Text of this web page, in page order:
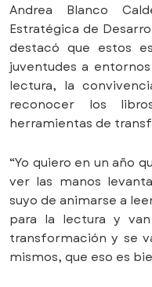
Andrea Blanco
Estratégica de
destacó que estos
juventudes a
lectura, la
reconocer los
herramientas de
“Yo quiero en un año
ver las manos
suyo de animarse a
para la lectura y
transformación y se
mismos, que eso es